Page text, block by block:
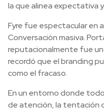
la que alinea expectativa
Fyre fue espectacular en
Conversación masiva.
reputacionalmente fue
recordó que el branding
como el fracaso.
En un entorno donde
de atención, la tentación